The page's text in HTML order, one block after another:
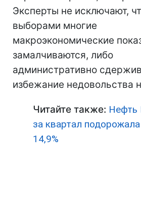
Эксперты не исключают,
выборами многие
макроэкономические
замалчиваются, либо
административно
избежание недовольства
Читайте также: Нефть
за квартал
14,9%